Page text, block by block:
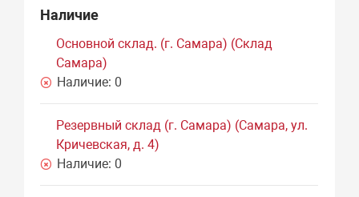
Наличие
Основной склад. (г. Самара) (Склад
Самара)
Наличие: 0
Резервный склад (г. Самара) (Самара, ул.
Кричевская, д. 4)
Наличие: 0